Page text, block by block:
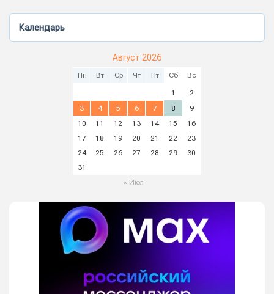
Календарь
Август 2026
Пн Вт Ср Чт Пт Сб Вс
1
2
3
4 5 6 7 8
9
10
11 12 13 14 15
16
17
18 19 20 21 22
23
24
25 26 27 28 29
30
31
« Июл